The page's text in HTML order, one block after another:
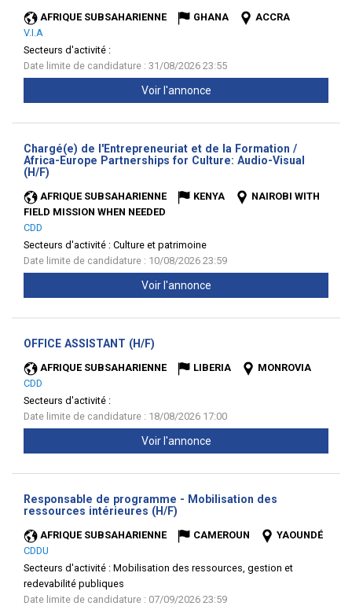
AFRIQUE SUBSAHARIENNE GHANA
ACCRA
V.I.A
Secteurs d'activité :
Date limite de candidature : 31/08/2026 23:55
Voir l'annonce
Chargé(e) de l'Entrepreneuriat et de la Formation /
Africa-Europe Partnerships for Culture: Audio-Visual
(H/F)
AFRIQUE SUBSAHARIENNE KENYA
NAIROBI WITH
FIELD MISSION WHEN NEEDED
CDD
Secteurs d'activité : Culture et patrimoine
Date limite de candidature : 10/08/2026 23:59
Voir l'annonce
OFFICE ASSISTANT (H/F)
AFRIQUE SUBSAHARIENNE LIBERIA
MONROVIA
CDD
Secteurs d'activité :
Date limite de candidature : 18/08/2026 17:00
Voir l'annonce
Responsable de programme - Mobilisation des
ressources intérieures (H/F)
AFRIQUE SUBSAHARIENNE CAMEROUN
YAOUNDÉ
CDDU
Secteurs d'activité : Mobilisation des ressources, gestion et
redevabilité publiques
Date limite de candidature : 07/09/2026 23:59